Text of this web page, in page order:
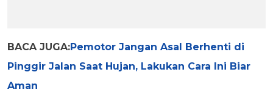
BACA JUGA:Pemotor Jangan Asal Berhenti di
Pinggir Jalan Saat Hujan, Lakukan Cara Ini Biar
Aman